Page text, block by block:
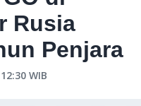
Rusia
Penjara
WIB